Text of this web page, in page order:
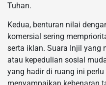
Tuhan.
Kedua, benturan nilai
komersial sering
serta iklan. Suara Injil yang
atau kepedulian sosial
yang hadir di ruang ini